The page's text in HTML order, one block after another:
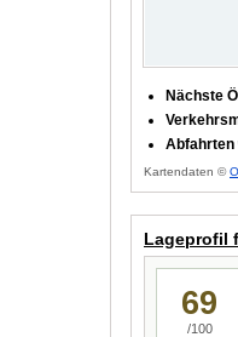
Nächste
Abfahrten
Kartendaten ©
Lageprofil
69
/100